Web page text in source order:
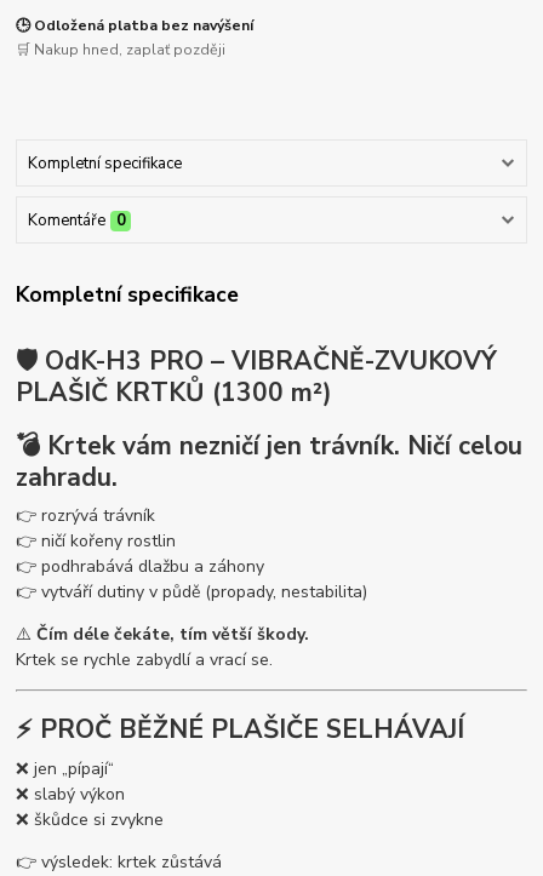
🕒 Odložená platba bez navýšení
🛒 Nakup hned, zaplať později
Kompletní specifikace
Komentáře 0
Kompletní specifikace
🛡️ OdK-H3 PRO – VIBRAČNĚ-ZVUKOVÝ
PLAŠIČ KRTKŮ (1300 m²)
💣 Krtek vám nezničí jen trávník. Ničí celou
zahradu.
👉 rozrývá trávník
👉 ničí kořeny rostlin
👉 podhrabává dlažbu a záhony
👉 vytváří dutiny v půdě (propady, nestabilita)
⚠️Čím déle čekáte, tím větší škody.
Krtek se rychle zabydlí a vrací se.
⚡ PROČ BĚŽNÉ PLAŠIČE SELHÁVAJÍ
❌ jen „pípají“
❌ slabý výkon
❌ škůdce si zvykne
👉 výsledek: krtek zůstává